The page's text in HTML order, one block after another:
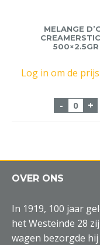
MELANGE
500×2.5GR
Log in om de
- +
OVER ONS
In 1919, 100 jaar
het Westeinde 28
wagen bezorgde hij